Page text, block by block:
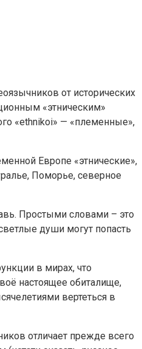
от исторических
«этническим»
«ethnikoi» — «племенные»,
Европе «этнические»,
Поморье, северное
Простыми словами – это
души могут попасть
в мирах, что
настоящее обиталище,
вертеться в
отличает прежде всего